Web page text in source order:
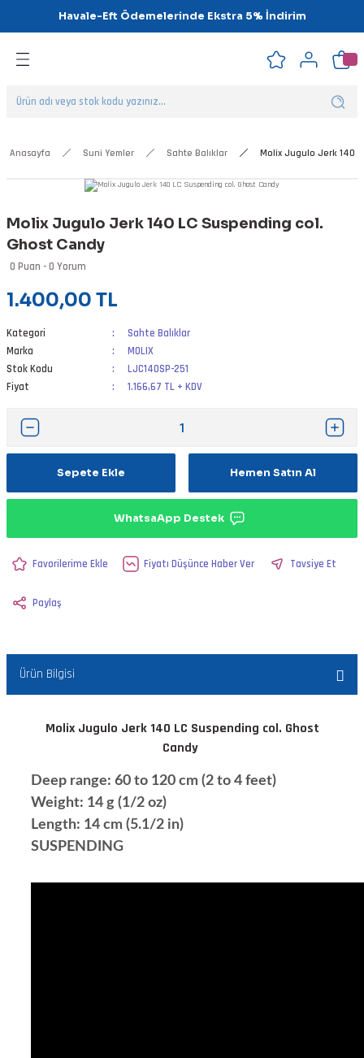
Havale-Eft Ödemelerinde Ekstra 5% İndirim
Geri Dön
Geri Dön
Geri Dön
Geri Dön
Geri Dön
Geri Dön
Anasayfa Suni Yemler Sahte Balıklar Molix Jugulo Jerk 140
Molix Jugulo Jerk 140 LC Suspending col.
Ghost Candy
0 Puan - 0 Yorum
1.400,00 TL
Kategori
Sahte Balıklar
Marka
MOLIX
Stok Kodu
LJC140SP-251
Fiyat
1.166,67 TL + KDV
Sepete Ekle Hemen Satın Al
WhatsaApp Destek
Fiyatı Düşünce Haber Ver Tavsiye Et
Paylaş
Ürün Bilgisi
Molix Jugulo Jerk 140 LC Suspending col. Ghost
Candy
Deep range: 60 to 120 cm (2 to 4 feet)
Weight: 14 g (1/2 oz)
Length: 14 cm (5.1/2 in)
SUSPENDING